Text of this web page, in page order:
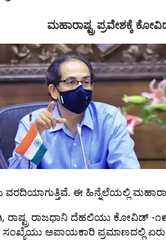
ಮಹಾರಾಷ್ಟ್ರ ಪ್ರವೇಶಕ್ಕೆ
ವರದಿಯಾಗುತ್ತಿವೆ. ಈ ಹಿನ್ನೆಲೆಯಲ್ಲಿ
, ರಾಷ್ಟ್ರ ರಾಜಧಾನಿ ದೆಹಲಿಯು ಕೋವಿಡ್ -
ಸಂಖ್ಯೆಯು ಅಪಾಯಕಾರಿ ಪ್ರಮಾಣದಲ್ಲಿ